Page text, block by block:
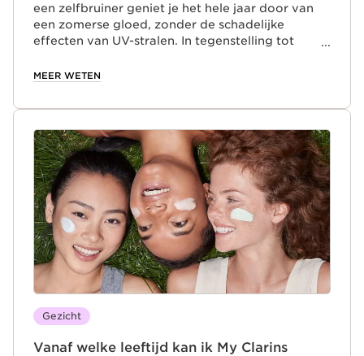
een zelfbruiner geniet je het hele jaar door van
een zomerse gloed, zonder de schadelijke
effecten van UV-stralen. In tegenstelling tot
dankzij DHA – een molecule die de huid bruint in
krijgt je teint een natuurlijke tint. Clarins
perfect egale kleur. Zo blijf je het hele jaar door
stralend en gebruind.
MEER WETEN
Gezicht
Vanaf welke leeftijd kan ik My Clarins